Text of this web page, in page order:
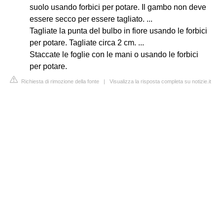
suolo usando forbici per potare. Il gambo non deve
essere secco per essere tagliato. ...
Tagliate la punta del bulbo in fiore usando le forbici
per potare. Tagliate circa 2 cm. ...
Staccate le foglie con le mani o usando le forbici
per potare.
Richiesta di rimozione della fonte | Visualizza la risposta completa su notizie.it